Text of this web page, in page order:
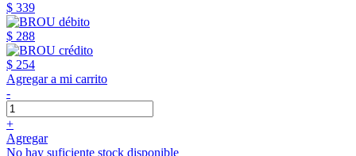
$ 339
$ 288
$ 254
Agregar a mi carrito
-
+
Agregar
No hay suficiente stock disponible